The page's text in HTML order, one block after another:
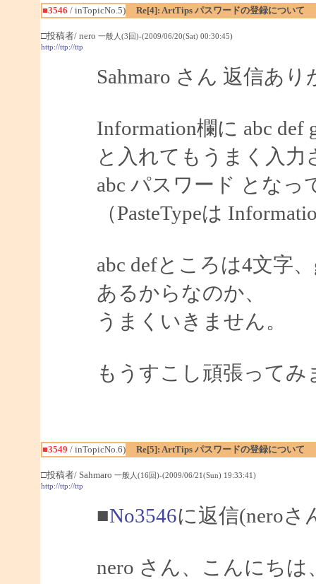
■3546 / inTopicNo.5) Re[4]: ArtTips パスワードの登録について
□投稿者/ nero 一般人(3回)-(2009/06/20(Sat) 00:30:45)
http://ttp://ttp
Sahmaro さん 返信あ
Information欄に abc def
と入れてもうまく入力
abc パスワード となっ
（PasteTypeは
abc defところは4文字
あるからなのか、
うまくいきません。
もうすこし頑張ってみ
■3549 / inTopicNo.6) Re[5]: ArtTips パスワードの登録について
□投稿者/ Sahmaro 一般人(16回)-(2009/06/21(Sun) 19:33:41)
http://ttp://ttp
■No3546に返信(neroさ
nero さん、こんにちは